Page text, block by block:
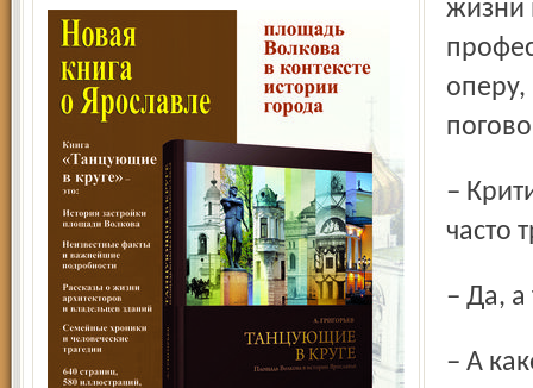
жизни
оперу,
– Критики исходят из того, что судьба талантливых певцов
часто
– Да,
– А